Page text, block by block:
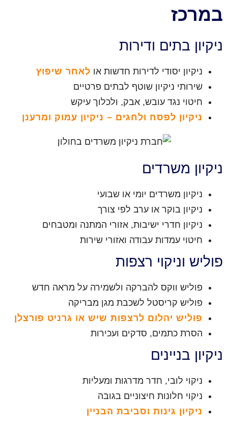
במרכז
ניקיון בתים ודירות
ניקיון יסודי לדירות חדשות או לאחר שיפוץ
שירותי ניקיון שוטף לבתים פרטיים
חיטוי נגד עובש, אבק, ולכלוך עיקש
ניקיון לפסח ולחגים – ניקיון עמוק ומרענן
ניקיון משרדים
ניקיון משרדים יומי או שבועי
ניקיון בוקר או ערב לפי צורך
ניקיון חדרי ישיבות, אזורי המתנה ומטבחים
חיטוי עמדות עבודה ואזורי שירות
פוליש וניקוי רצפות
פוליש ווקס להברקה ולשמירה על מראה חדש
פוליש קריסטל לשכבת מגן מבריקה
פוליש יהלום לרצפות שיש או גרניט פורצלן
הסרת כתמים, סדקים ועכירות
ניקיון בניינים
ניקוי לובי, חדר מדרגות ומעליות
ניקוי חלונות חיצוניים בגובה
ניקיון גינות וסביבת הבניין